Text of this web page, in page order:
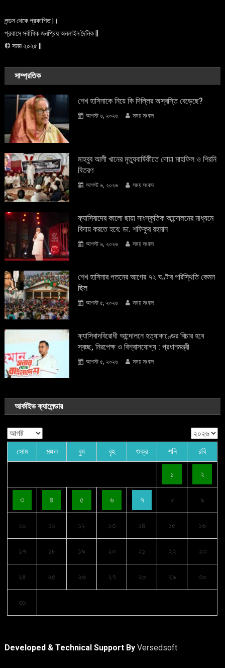
লন্ডন থেকে প্রকাশিত |।
প্রবাসে সর্বাধিক জনপ্রিয় অনলাইন দৈনিক ||
© সময় ২০২৫ ||
সাম্প্রতিক
শেখ হাসিনাকে নিয়ে কি দিল্লির অস্বস্তি বেড়েছে?
আগস্ট ৬, ২০২৬ সময় সংবাদ
মাহবুব আলী খানের মৃত্যুবার্ষিকীতে দোয়া মাহফিল ও শিরনি
বিতরণ
আগস্ট ৬, ২০২৬ সময় সংবাদ
ফ্যাসিবাদের কালো ছায়া সাংস্কৃতিক আন্দােলনের মাধ্যমে
বিদায় করতে হবে: ডা. শফিকুর রহমান
আগস্ট ৬, ২০২৬ সময় সংবাদ
শেখ হাসিনার পতনের আগের ৭২ ঘণ্টার পরিস্থিতি কেমন
ছিল
আগস্ট ৫, ২০২৬ সময় সংবাদ
ফ্যাসিবাদবিরোধী আন্দোলনে হত্যাকাণ্ডের বিচার হবে
স্বচ্ছ, নিরপেক্ষ ও বিশ্বাসযোগ্য : প্রধানমন্ত্রী
আগস্ট ৫, ২০২৬ সময় সংবাদ
আর্কাইভ ক্যালেন্ডার
সোম মঙ্গল বুধ বৃহ শুক্র শনি রবি
১ ২
৩ ৪ ৫ ৬ ৭ ৮ ৯
১০ ১১ ১২ ১৩ ১৪ ১৫ ১৬
১৭ ১৮ ১৯ ২০ ২১ ২২ ২৩
২৪ ২৫ ২৬ ২৭ ২৮ ২৯ ৩০
৩১
Developed & Technical Support ByVersedsoft